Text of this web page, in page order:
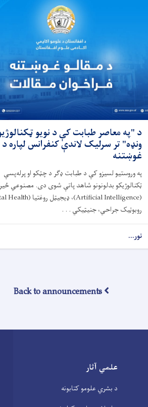
د "په معاصر طبابت کې د نویو
ونډه" تر سرلیک لاندې کنفرانس لپاره د
غوښتنه
په وروستیو لسیزو کې د طبابت ډګر د چټکو او پرله‌پسې
ټکنالوژیکو بدلونونو شاهد پاتې شوی دی. مصنوعي
روبوټیک جراحي، جنیټیکي . . .
نور...
Back to announcements
علمي آثار
د بشري علومو کتابونه